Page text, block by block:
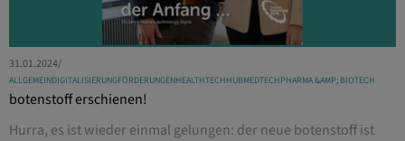
31.01.2024/
ALLGEMEINDIGITALISIERUNGFÖRDERUNGENHEALTHTECHHUBMEDTECHPHARMA &AMP; BIOTECH
botenstoff erschienen!
Hurra, es ist wieder einmal gelungen: der neue botenstoff ist